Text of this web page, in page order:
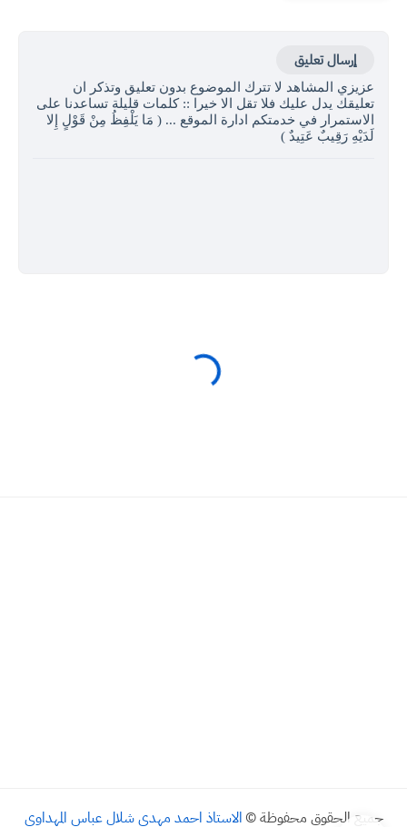
إرسال تعليق
عزيزي المشاهد لا تترك الموضوع بدون تعليق وتذكر ان
تعليقك يدل عليك فلا تقل الا خيرا :: كلمات قليلة تساعدنا على
الاستمرار في خدمتكم ادارة الموقع ... ( مَا يَلْفِظُ مِنْ قَوْلٍ إِلا
لَدَيْهِ رَقِيبٌ عَتِيدٌ )
جميع الحقوق محفوظة © الاستاذ احمد مهدي شلال عباس المهداوي